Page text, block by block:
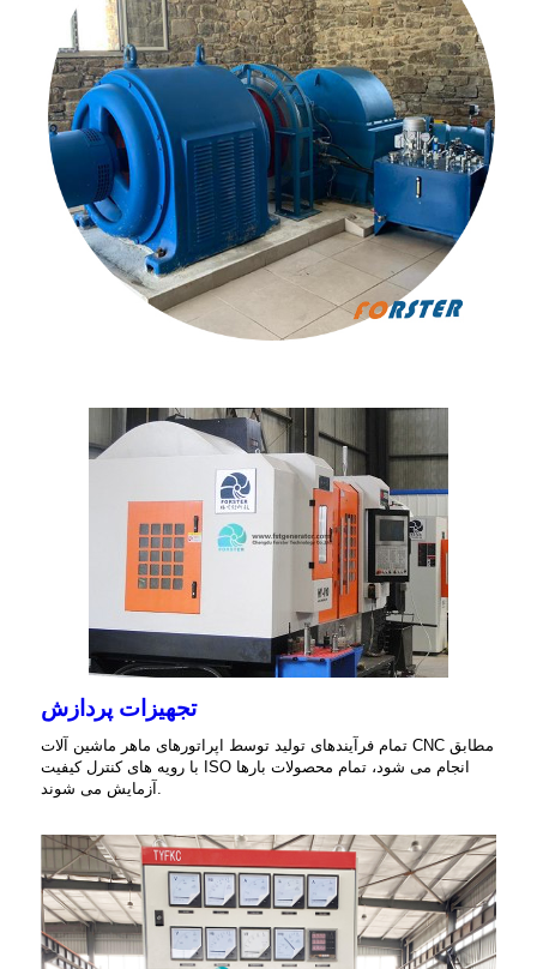
تجهیزات پردازش
تمام فرآیندهای تولید توسط اپراتورهای ماهر ماشین آلات CNC مطابق
با رویه های کنترل کیفیت ISO انجام می شود، تمام محصولات بارها
آزمایش می شوند.